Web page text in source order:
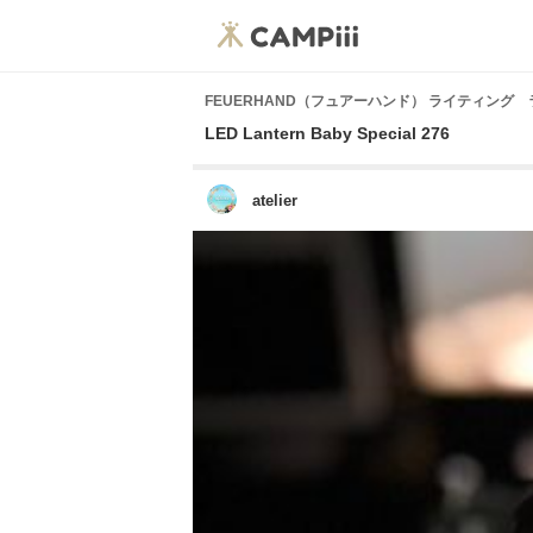
FEUERHAND（フュアーハンド） ライティング
LED Lantern Baby Special 276
atelier